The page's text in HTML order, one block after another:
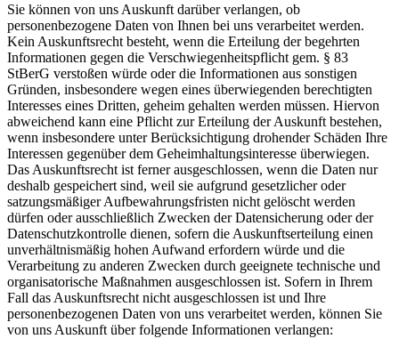
Sie können von uns Auskunft darüber verlangen, ob
personenbezogene Daten von Ihnen bei uns verarbeitet werden.
Kein Auskunftsrecht besteht, wenn die Erteilung der begehrten
Informationen gegen die Verschwiegenheitspflicht gem. § 83
StBerG verstoßen würde oder die Informationen aus sonstigen
Gründen, insbesondere wegen eines überwiegenden berechtigten
Interesses eines Dritten, geheim gehalten werden müssen. Hiervon
abweichend kann eine Pflicht zur Erteilung der Auskunft bestehen,
wenn insbesondere unter Berücksichtigung drohender Schäden Ihre
Interessen gegenüber dem Geheimhaltungsinteresse überwiegen.
Das Auskunftsrecht ist ferner ausgeschlossen, wenn die Daten nur
deshalb gespeichert sind, weil sie aufgrund gesetzlicher oder
satzungsmäßiger Aufbewahrungsfristen nicht gelöscht werden
dürfen oder ausschließlich Zwecken der Datensicherung oder der
Datenschutzkontrolle dienen, sofern die Auskunftserteilung einen
unverhältnismäßig hohen Aufwand erfordern würde und die
Verarbeitung zu anderen Zwecken durch geeignete technische und
organisatorische Maßnahmen ausgeschlossen ist. Sofern in Ihrem
Fall das Auskunftsrecht nicht ausgeschlossen ist und Ihre
personenbezogenen Daten von uns verarbeitet werden, können Sie
von uns Auskunft über folgende Informationen verlangen: